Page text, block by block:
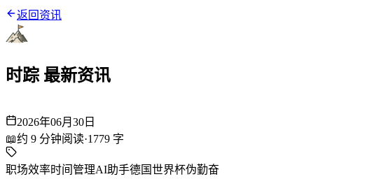
返回资讯
时踪 最新资讯
2026年06月30日
📖约 9 分钟阅读·1779 字
职场效率时间管理AI助手德国世界杯伪勤奋